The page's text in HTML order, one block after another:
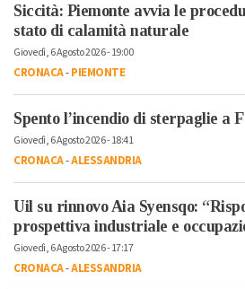
Siccità: Piemonte avvia le
stato di calamità naturale
Giovedì, 6 Agosto 2026 - 19:00
CRONACA-PIEMONTE
Spento l’incendio di sterpaglie a
Giovedì, 6 Agosto 2026 - 18:41
CRONACA-ALESSANDRIA
Uil su rinnovo Aia Syensqo:
prospettiva industriale e
Giovedì, 6 Agosto 2026 - 17:17
CRONACA-ALESSANDRIA